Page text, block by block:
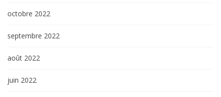
octobre 2022
septembre 2022
août 2022
juin 2022